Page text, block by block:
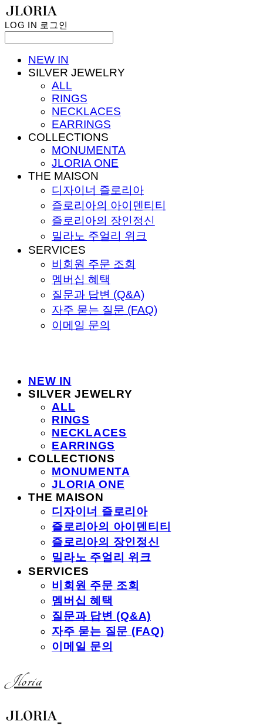
LOG IN 로그인
NEW IN
SILVER JEWELRY
ALL
RINGS
NECKLACES
EARRINGS
COLLECTIONS
MONUMENTA
JLORIA ONE
THE MAISON
디자이너 즐로리아
즐로리아의 아이덴티티
즐로리아의 장인정신
밀라노 주얼리 위크
SERVICES
비회원 주문 조회
멤버십 혜택
질문과 답변 (Q&A)
자주 묻는 질문 (FAQ)
이메일 문의
NEW IN
SILVER JEWELRY
ALL
RINGS
NECKLACES
EARRINGS
COLLECTIONS
MONUMENTA
JLORIA ONE
THE MAISON
디자이너 즐로리아
즐로리아의 아이덴티티
즐로리아의 장인정신
밀라노 주얼리 위크
SERVICES
비회원 주문 조회
멤버십 혜택
질문과 답변 (Q&A)
자주 묻는 질문 (FAQ)
이메일 문의
Jloria